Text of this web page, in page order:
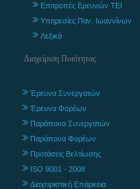
Επιτροπές Ερευνών ΤΕΙ
Υπηρεσίες Παν. Ιωαννίνων
Λεξικά
Διαχείριση Ποιότητας
Έρευνα Συνεργατών
Έρευνα Φορέων
Παράπονα Συνεργατών
Παράπονα Φορέων
Προτάσεις Βελτίωσης
ISO 9001 - 2008
Διαχειριστική Επάρκεια